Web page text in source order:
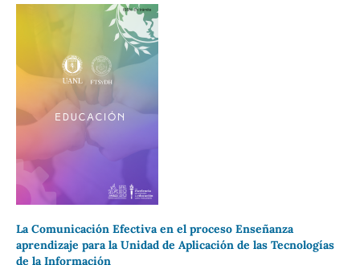
La Comunicación Efectiva en el proceso Enseñanza
aprendizaje para la Unidad de Aplicación de las Tecnologías
de la Información